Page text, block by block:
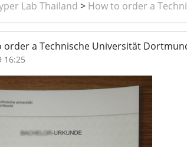
Lab Thailand > How to order a
order a Technische Universität
16:25